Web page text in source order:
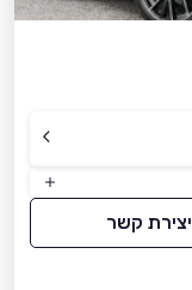
יצירת קשר